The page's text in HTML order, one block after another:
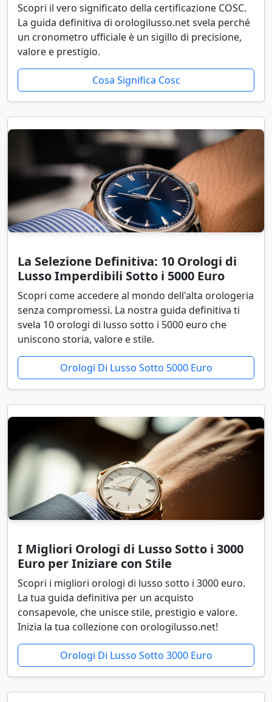
Scopri il vero significato della certificazione COSC.
La guida definitiva di orologilusso.net svela perché
un cronometro ufficiale è un sigillo di precisione,
valore e prestigio.
Cosa Significa Cosc
La Selezione Definitiva: 10 Orologi di
Lusso Imperdibili Sotto i 5000 Euro
Scopri come accedere al mondo dell'alta orologeria
senza compromessi. La nostra guida definitiva ti
svela 10 orologi di lusso sotto i 5000 euro che
uniscono storia, valore e stile.
Orologi Di Lusso Sotto 5000 Euro
I Migliori Orologi di Lusso Sotto i 3000
Euro per Iniziare con Stile
Scopri i migliori orologi di lusso sotto i 3000 euro.
La tua guida definitiva per un acquisto
consapevole, che unisce stile, prestigio e valore.
Inizia la tua collezione con orologilusso.net!
Orologi Di Lusso Sotto 3000 Euro